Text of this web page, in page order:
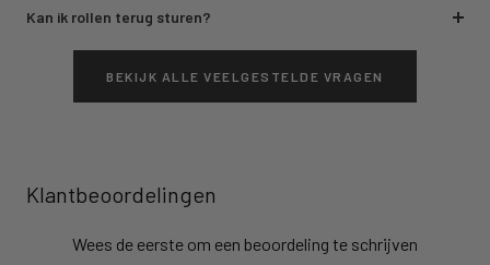
Kan ik rollen terug sturen?
BEKIJK ALLE VEELGESTELDE VRAGEN
Klantbeoordelingen
Wees de eerste om een beoordeling te schrijven